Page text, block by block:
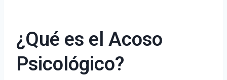
¿Qué es el Acoso
Psicológico?